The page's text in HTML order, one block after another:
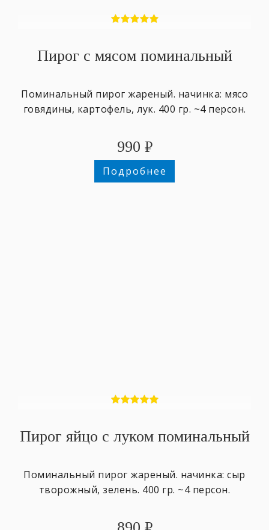
Пирог с мясом поминальный
Поминальный пирог жареный. начинка: мясо
говядины, картофель, лук. 400 гр. ~4 персон.
990 ₽
Подробнее
Пирог яйцо с луком поминальный
Поминальный пирог жареный. начинка: сыр
творожный, зелень. 400 гр. ~4 персон.